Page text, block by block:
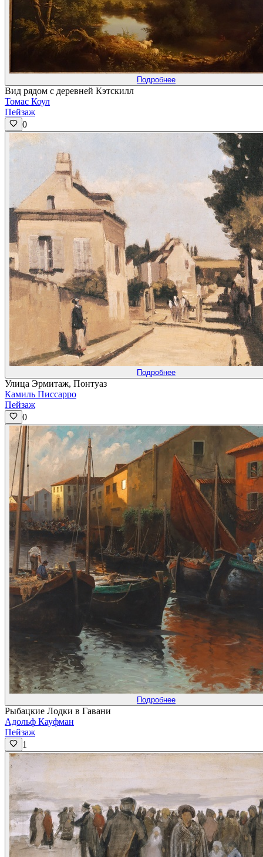
Подробнее
Вид рядом с деревней Кэтскилл
Томас Коул
Пейзаж
0
Подробнее
Улица Эрмитаж, Понтуаз
Камиль Писсарро
Пейзаж
0
Подробнее
Рыбацкие Лодки в Гавани
Адольф Кауфман
Пейзаж
1